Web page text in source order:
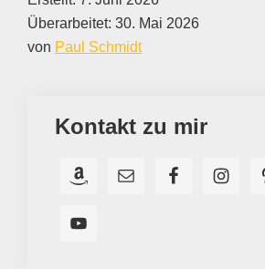
Überarbeitet: 30. Mai 2026
von Paul Schmidt
Kontakt zu mir